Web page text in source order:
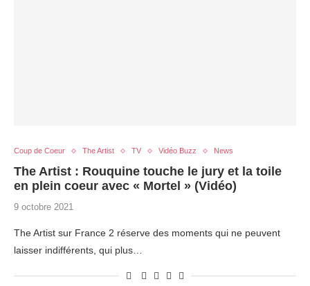
Coup de Coeur The Artist TV Vidéo Buzz News
The Artist : Rouquine touche le jury et la toile
en plein coeur avec « Mortel » (Vidéo)
9 octobre 2021
The Artist sur France 2 réserve des moments qui ne peuvent
laisser indifférents, qui plus…